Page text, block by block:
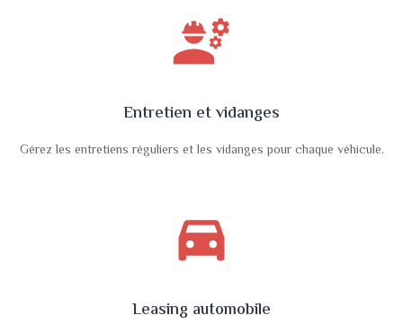
engineering
Entretien et vidanges
Gérez les entretiens réguliers et les vidanges pour chaque véhicule.
directions_car_filled
Leasing automobile